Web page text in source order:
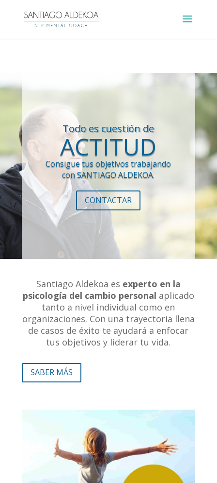
Hosting plan for this site has expired.
avoid service disruption.
Todo es cuestión de
ACTITUD
Consigue tus objetivos trabajando
con SANTIAGO ALDEKOA.
CONTACTAR
Santiago Aldekoa es experto en la
psicología del cambio personal aplicado
tanto a nivel individual como en
organizaciones. Con una trayectoria llena
de casos de éxito te ayudará a enfocar
tus objetivos y liderar tu vida.
SABER MÁS